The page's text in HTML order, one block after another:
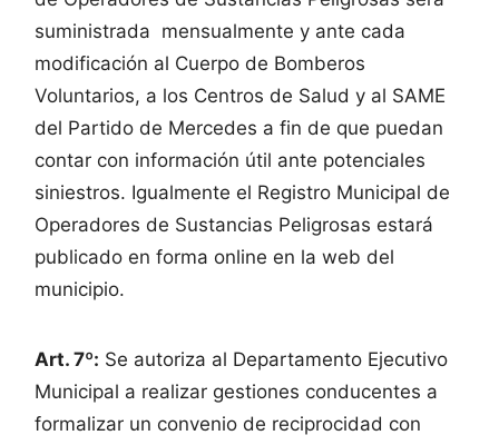
suministrada mensualmente y ante cada
modificación al Cuerpo de Bomberos
Voluntarios, a los Centros de Salud y al SAME
del Partido de Mercedes a fin de que puedan
contar con información útil ante potenciales
siniestros. Igualmente el Registro Municipal de
Operadores de Sustancias Peligrosas estará
publicado en forma online en la web del
municipio.
Art. 7º: Se autoriza al Departamento Ejecutivo
Municipal a realizar gestiones conducentes a
formalizar un convenio de reciprocidad con